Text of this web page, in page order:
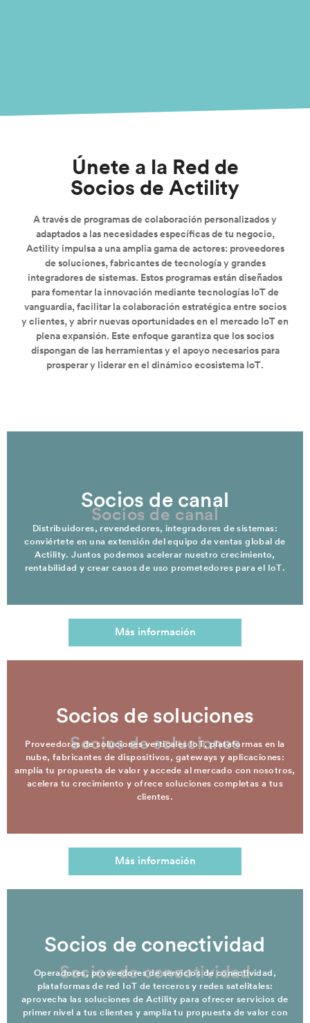
Únete a la Red de
Socios de Actility
A través de programas de colaboración personalizados y
adaptados a las necesidades específicas de tu negocio,
Actility impulsa a una amplia gama de actores: proveedores
de soluciones, fabricantes de tecnología y grandes
integradores de sistemas. Estos programas están diseñados
para fomentar la innovación mediante tecnologías IoT de
vanguardia, facilitar la colaboración estratégica entre socios
y clientes, y abrir nuevas oportunidades en el mercado IoT en
plena expansión. Este enfoque garantiza que los socios
dispongan de las herramientas y el apoyo necesarios para
prosperar y liderar en el dinámico ecosistema IoT.
Socios de canal
Distribuidores, revendedores, integradores de sistemas:
conviértete en una extensión del equipo de ventas global de
Actility. Juntos podemos acelerar nuestro crecimiento,
rentabilidad y crear casos de uso prometedores para el IoT.
Socios de canal
Más información
Socios de soluciones
Proveedores de soluciones verticales IoT, plataformas en la
nube, fabricantes de dispositivos, gateways y aplicaciones:
amplía tu propuesta de valor y accede al mercado con nosotros,
acelera tu crecimiento y ofrece soluciones completas a tus
clientes.
Socios de soluciones
Más información
Socios de conectividad
Operadores, proveedores de servicios de conectividad,
plataformas de red IoT de terceros y redes satelitales:
aprovecha las soluciones de Actility para ofrecer servicios de
primer nivel a tus clientes y amplía tu propuesta de valor con
Socios de conectividad